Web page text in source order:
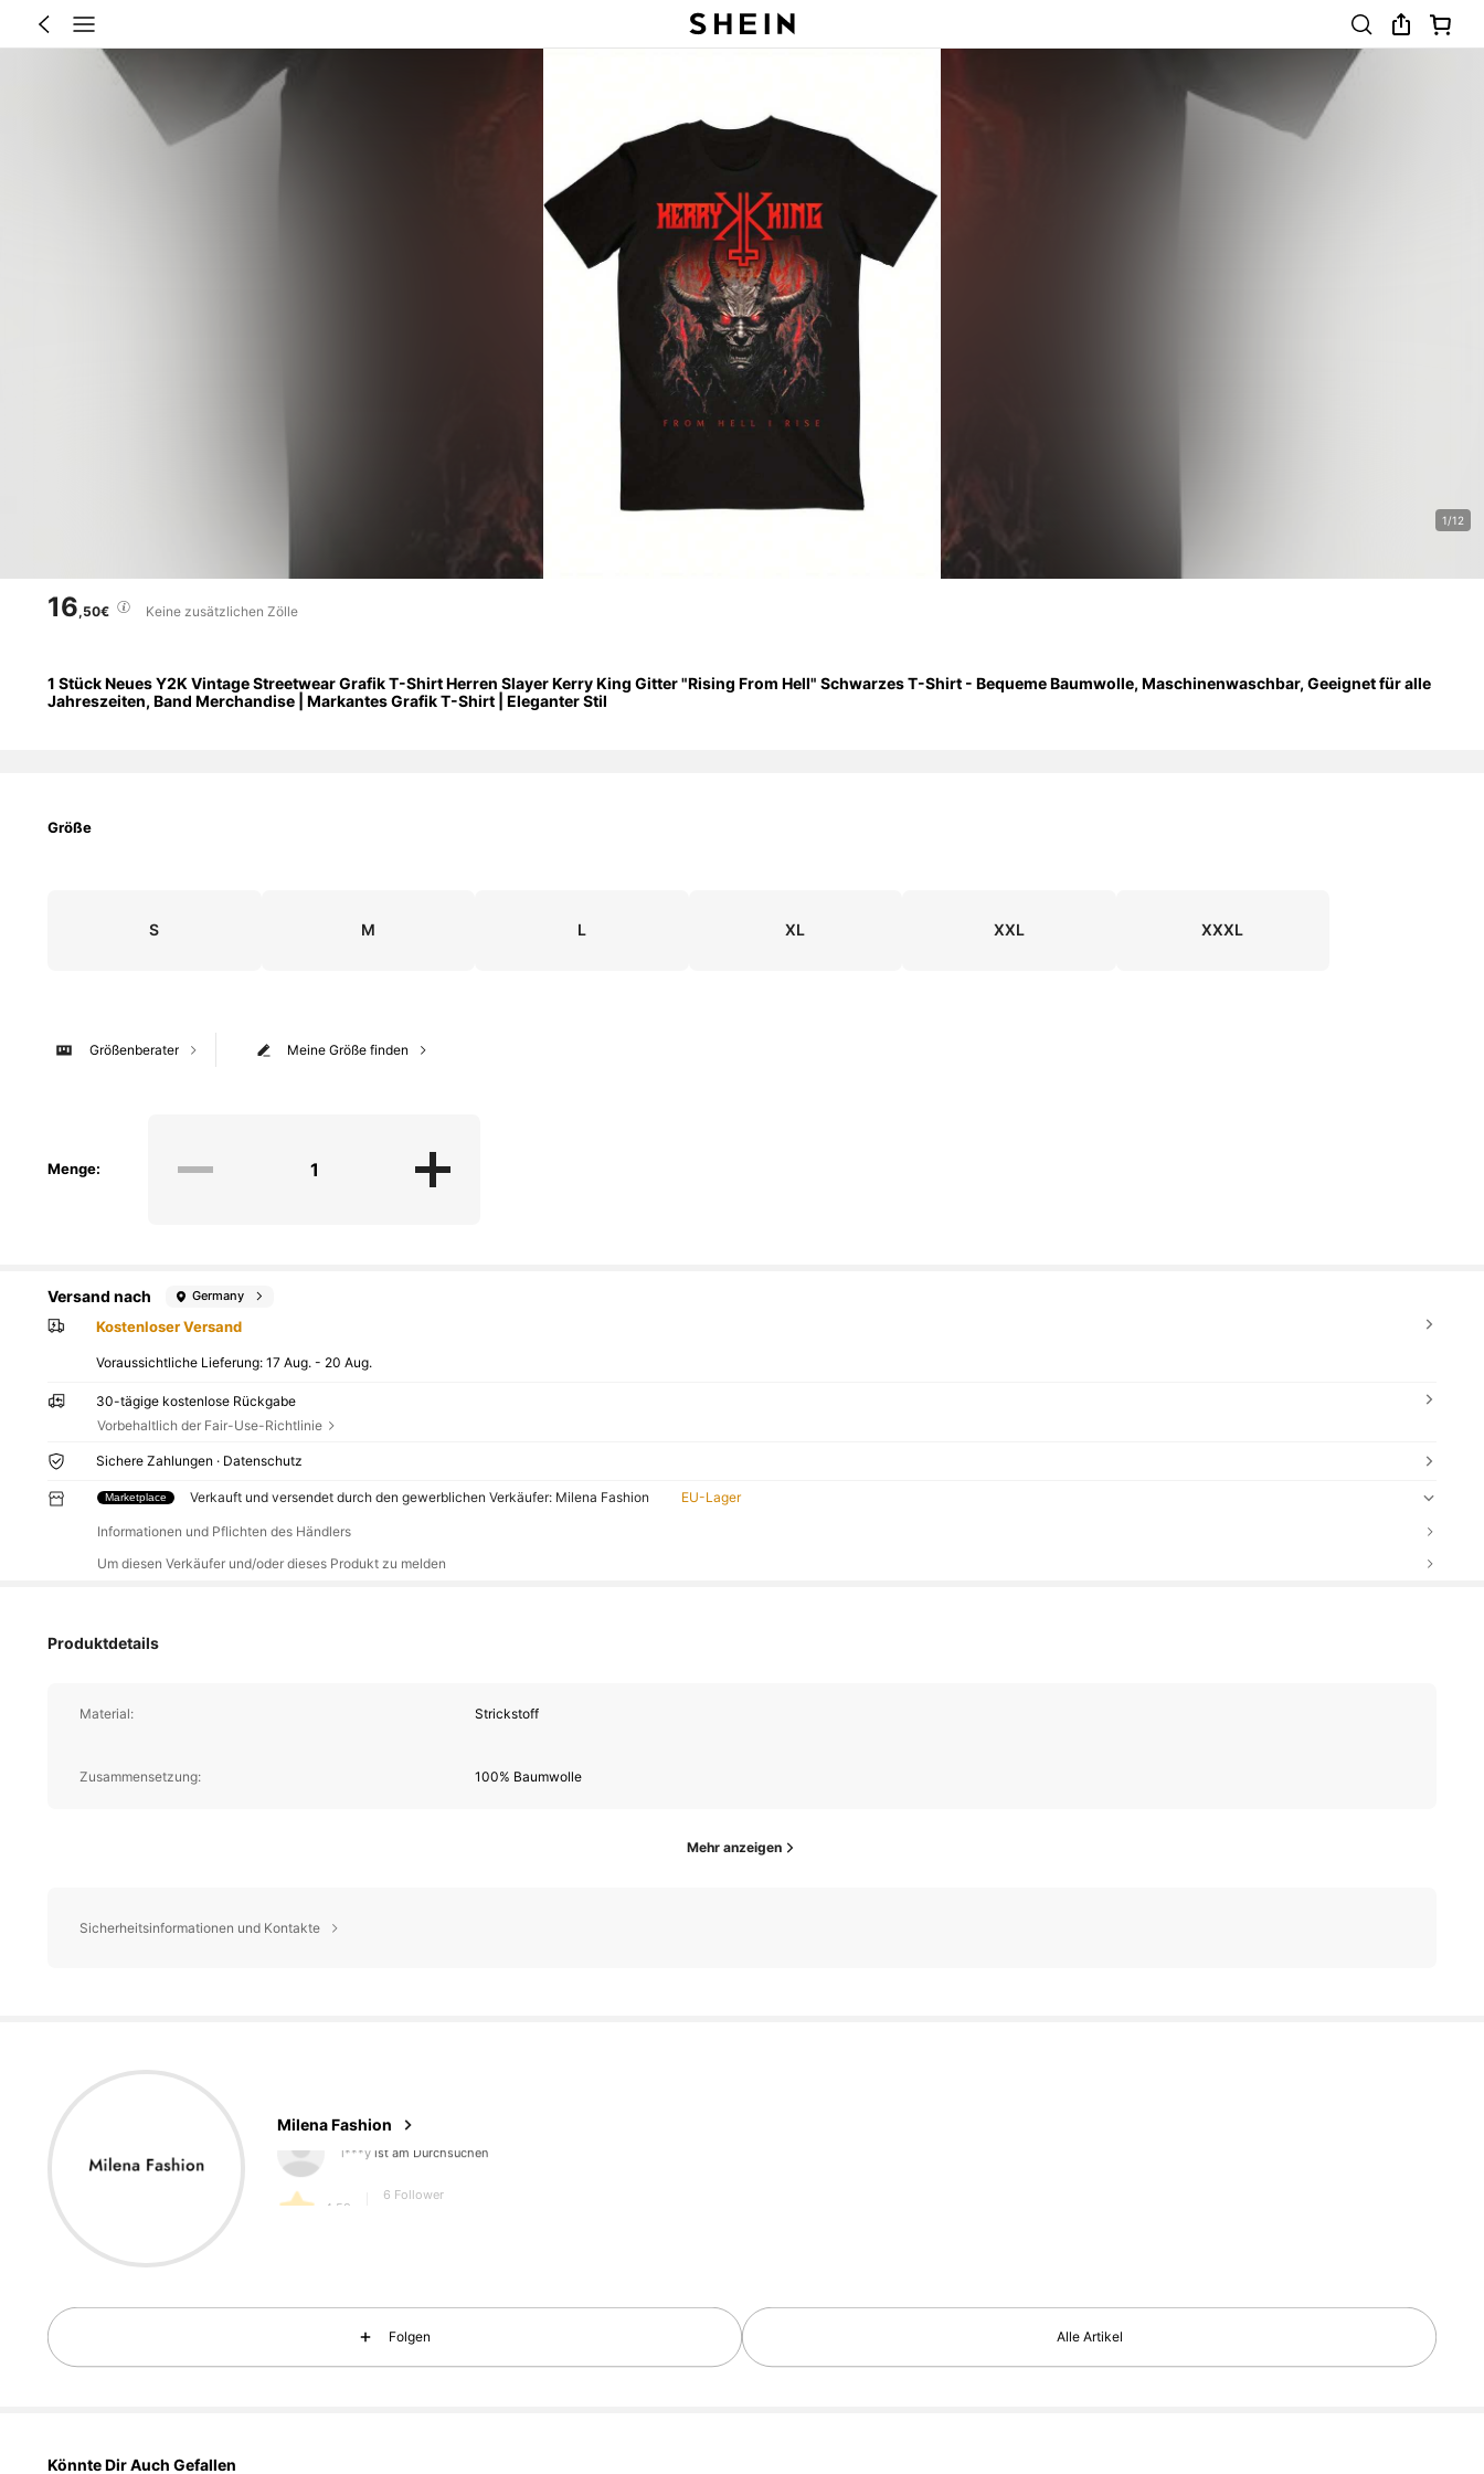
1/12
16,50€ Keine zusätzlichen Zölle
1 Stück Neues Y2K Vintage Streetwear Grafik T-Shirt Herren Slayer Kerry King Gitter "Rising From Hell" Schwarzes T-Shirt - Bequeme Baumwolle, Maschinenwaschbar, Geeignet für alle
Jahreszeiten, Band Merchandise | Markantes Grafik T-Shirt | Eleganter Stil
Größe
S M L XL XXL XXXL
Meine Größe finden
Größenberater
Menge:
Versand nach Germany
Kostenloser Versand
Voraussichtliche Lieferung:17 Aug. - 20 Aug.
30-tägige kostenlose Rückgabe
Vorbehaltlich der Fair-Use-Richtlinie
Sichere Zahlungen · Datenschutz
Marketplace Verkauft und versendet durch den gewerblichen Verkäufer: Milena Fashion EU-Lager
Informationen und Pflichten des Händlers
Um diesen Verkäufer und/oder dieses Produkt zu melden
Produktdetails
Material: Strickstoff
Zusammensetzung: 100% Baumwolle
Mehr anzeigen
Sicherheitsinformationen und Kontakte
Milena Fashion
6 Follower
Folgen Alle Artikel
Könnte Dir Auch Gefallen